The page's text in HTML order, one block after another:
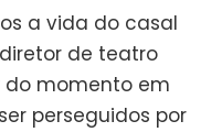
a vida do casal
de teatro
momento em
perseguidos por